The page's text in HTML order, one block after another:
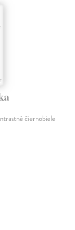
čiernobiele